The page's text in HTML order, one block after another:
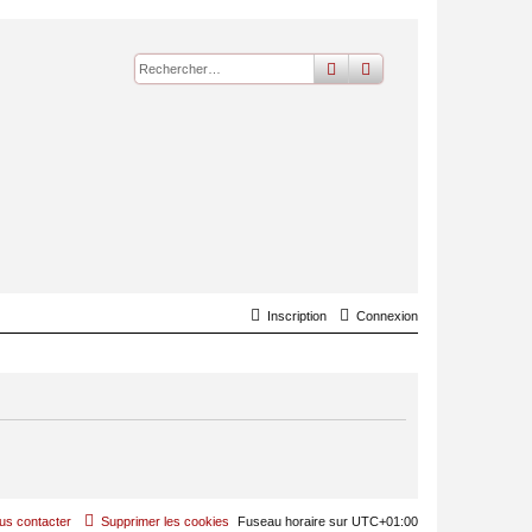
rechercher
recherche
Connexion
Inscription
Fuseau horaire sur UTC+01:00
Supprimer les cookies
contacter